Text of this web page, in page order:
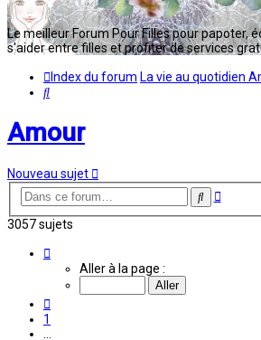
Le meilleur Forum Pour Filles pour papoter,
s'aider entre filles et profiter de services
Index du forum La vie au quotidien
Rechercher
Amour
Nouveau sujet
Rechercher
3057 sujets
Aller à la page :
1